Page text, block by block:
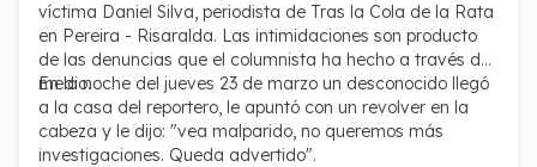
víctima Daniel Silva, periodista de Tras la Cola de la Rata
en Pereira - Risaralda. Las intimidaciones son producto
de las denuncias que el columnista ha hecho a través del
medio.
En la noche del jueves 23 de marzo un desconocido llegó
a la casa del reportero, le apuntó con un revolver en la
cabeza y le dijo: "vea malparido, no queremos más
investigaciones. Queda advertido".